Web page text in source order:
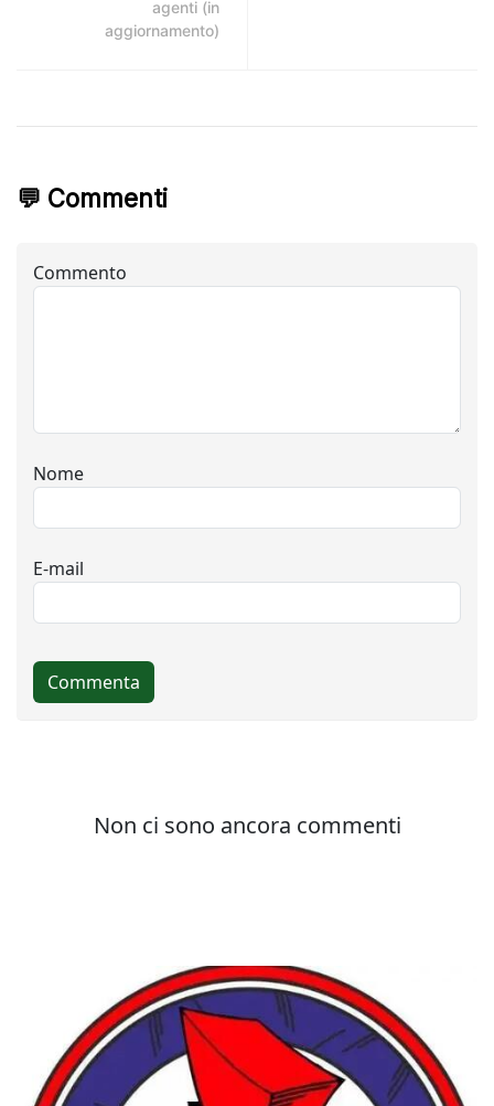
agenti (in
aggiornamento)
💬 Commenti